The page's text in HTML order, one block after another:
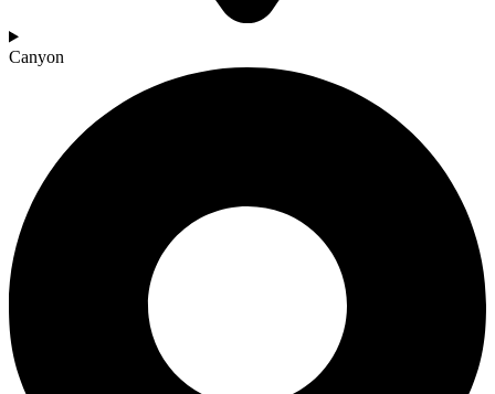
Canyon